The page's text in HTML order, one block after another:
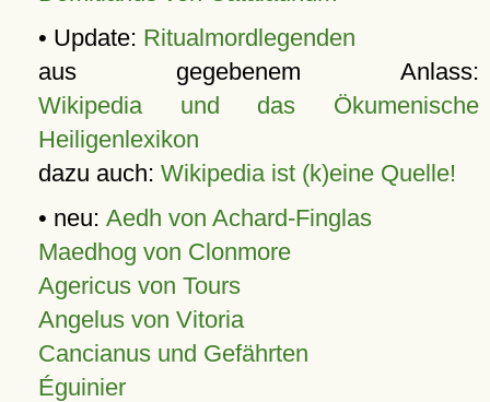
• Update: Ritualmordlegenden
aus gegebenem Anlass:
Wikipedia und das Ökumenische
Heiligenlexikon
dazu auch: Wikipedia ist (k)eine Quelle!
• neu: Aedh von Achard-Finglas
Maedhog von Clonmore
Agericus von Tours
Angelus von Vitoria
Cancianus und Gefährten
Éguinier